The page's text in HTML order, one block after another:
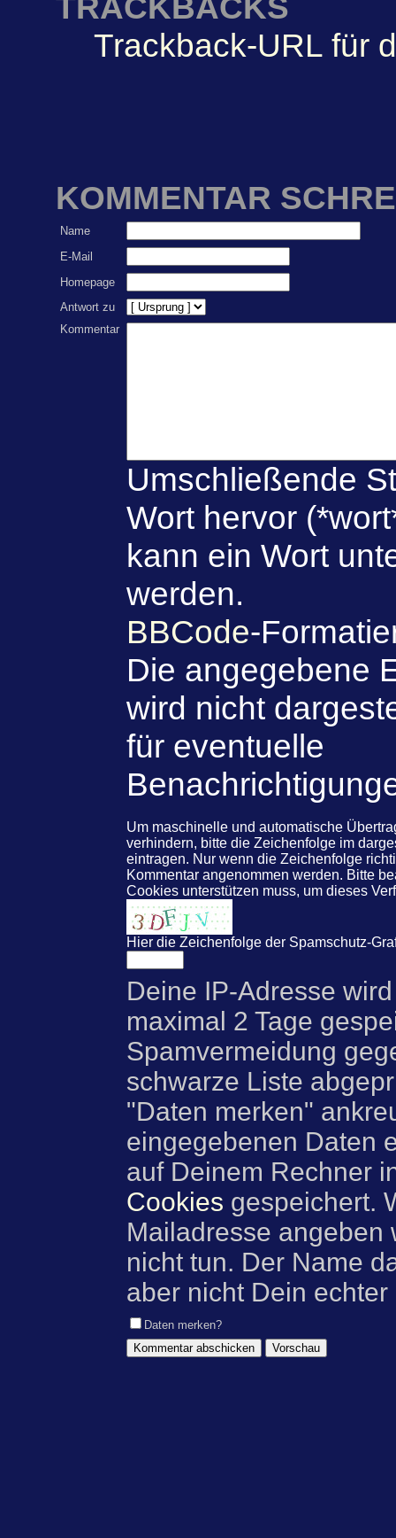
Trackback-URL für
KOMMENTAR
Name
E-Mail
Homepage
Antwort zu
Kommentar
Umschließende
Wort hervor
kann ein Wort
werden.
BBCode-
Die angegebene
wird nicht
für eventuelle
Um maschinelle und automatische
verhindern, bitte die Zeichenfolge im
eintragen. Nur wenn die Zeichenfolge
Kommentar angenommen werden. Bitte
Cookies unterstützen muss, um dieses
Hier die Zeichenfolge der Spamschutz-
Deine IP-Adresse
maximal 2 Tage
Spamvermeidung
schwarze Liste
"Daten merken"
eingegebenen Daten
auf Deinem Rechner
Cookies gespeichert.
Mailadresse angeben
nicht tun. Der Name
aber nicht Dein
Daten merken?